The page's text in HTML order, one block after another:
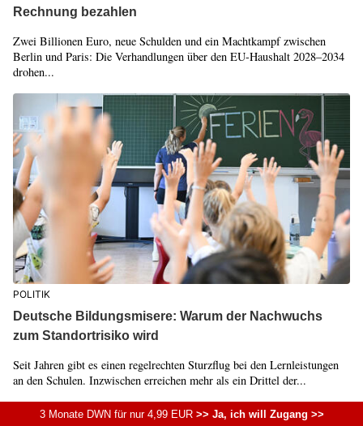
Rechnung bezahlen
Zwei Billionen Euro, neue Schulden und ein Machtkampf zwischen
Berlin und Paris: Die Verhandlungen über den EU-Haushalt 2028–2034
drohen...
POLITIK
Deutsche Bildungsmisere: Warum der Nachwuchs
zum Standortrisiko wird
Seit Jahren gibt es einen regelrechten Sturzflug bei den Lernleistungen
an den Schulen. Inzwischen erreichen mehr als ein Drittel der...
3 Monate DWN für nur 4,99 EUR>> Ja, ich will Zugang >>